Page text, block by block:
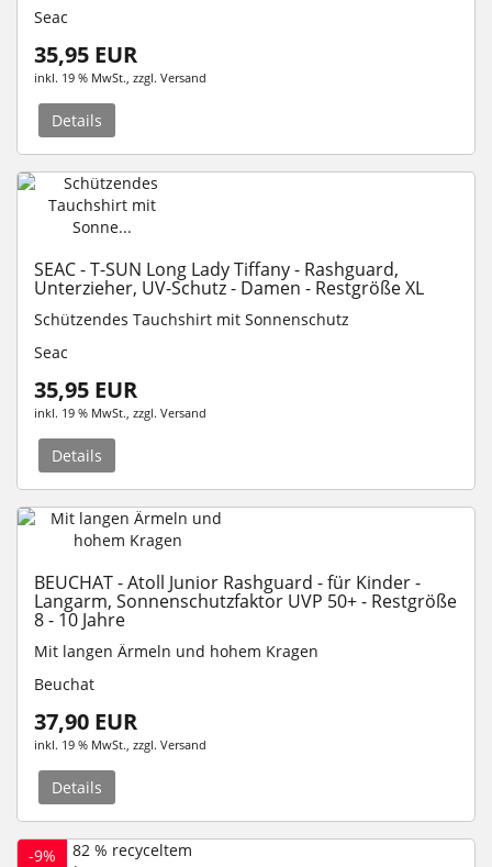
Seac
35,95 EUR
inkl. 19 % MwSt. , zzgl. Versand
Details
SEAC - T-SUN Long Lady Tiffany - Rashguard,
Unterzieher, UV-Schutz - Damen - Restgröße XL
Schützendes Tauchshirt mit Sonnenschutz
Seac
35,95 EUR
inkl. 19 % MwSt. , zzgl. Versand
Details
BEUCHAT - Atoll Junior Rashguard - für Kinder -
Langarm, Sonnenschutzfaktor UVP 50+ - Restgröße
8 - 10 Jahre
Mit langen Ärmeln und hohem Kragen
Beuchat
37,90 EUR
inkl. 19 % MwSt. , zzgl. Versand
Details
-9%